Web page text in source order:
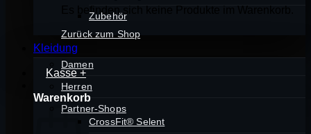
Es befinden sich keine Produkte im Warenkorb.
Zurück zum Shop
Kasse +
Warenkorb
Zubehör
Kleidung
Damen
Herren
Partner-Shops
CrossFit® Selent